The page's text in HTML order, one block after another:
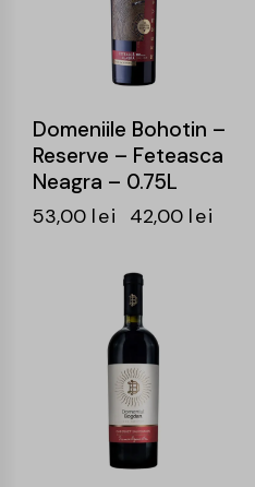
Domeniile Bohotin –
Reserve – Feteasca
Neagra – 0.75L
53,00 lei 42,00 lei